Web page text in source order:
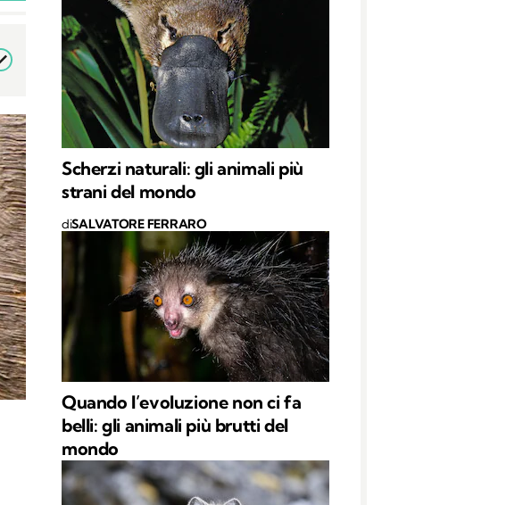
Scherzi naturali: gli animali più
strani del mondo
diSALVATORE FERRARO
Quando l’evoluzione non ci fa
belli: gli animali più brutti del
mondo